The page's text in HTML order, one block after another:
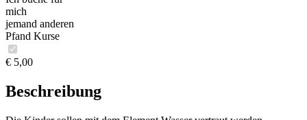
mich
jemand anderen
Pfand Kurse
€ 5,00
Beschreibung